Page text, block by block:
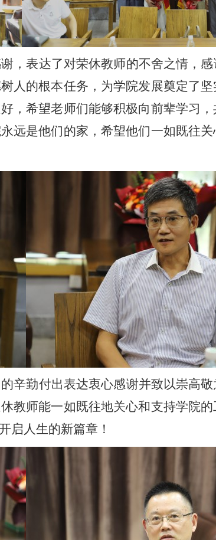
，表达了对荣休教师的不舍之情，
人的根本任务，为学院发展奠定了
，希望老师们能够积极向前辈学习
远是他们的家，希望他们一如既往
辛勤付出表达衷心感谢并致以崇高
教师能一如既往地关心和支持学院
启人生的新篇章！